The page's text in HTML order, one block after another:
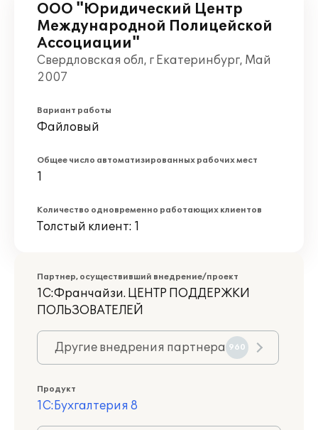
ООО "Юридический Центр
Международной Полицейской
Ассоциации"
Свердловская обл, г Екатеринбург, Май
2007
Вариант работы
Файловый
Общее число автоматизированных рабочих мест
1
Количество одновременно работающих клиентов
Толстый клиент: 1
Партнер, осуществивший внедрение/проект
1С:Франчайзи. ЦЕНТР ПОДДЕРЖКИ
ПОЛЬЗОВАТЕЛЕЙ
Другие внедрения партнера 960
Продукт
1С:Бухгалтерия 8